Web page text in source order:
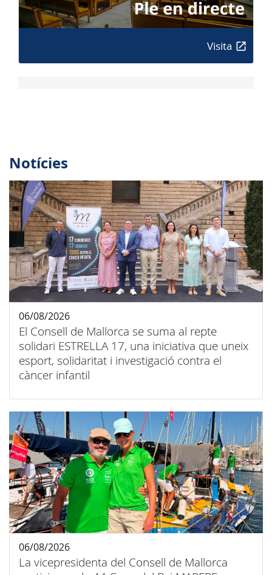
Visita
Notícies
El Consell de Mallorca se suma al repte
solidari ESTRELLA 17, una iniciativa que uneix
esport, solidaritat i investigació contra el
càncer infantil
06/08/2026
La vicepresidenta del Consell de Mallorca
06/08/2026